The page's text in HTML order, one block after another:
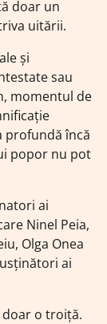
doar un
uitării.
și
sau
momentul de
profundă încă
popor nu pot
ai
Ninel Peia,
Olga Onea
ai
doar o troiță.